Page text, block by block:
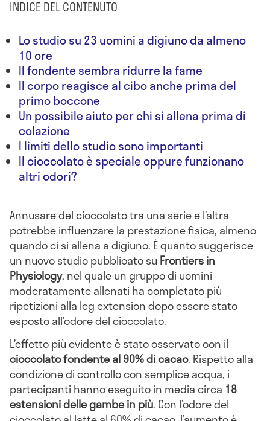
INDICE DEL CONTENUTO
Lo studio su 23 uomini a digiuno da almeno
10 ore
Il fondente sembra ridurre la fame
Il corpo reagisce al cibo anche prima del
primo boccone
Un possibile aiuto per chi si allena prima di
colazione
I limiti dello studio sono importanti
Il cioccolato è speciale oppure funzionano
altri odori?
Annusare del cioccolato tra una serie e l’altra
potrebbe influenzare la prestazione fisica, almeno
quando ci si allena a digiuno. È quanto suggerisce
un nuovo studio pubblicato su Frontiers in
Physiology, nel quale un gruppo di uomini
moderatamente allenati ha completato più
ripetizioni alla leg extension dopo essere stato
esposto all’odore del cioccolato.
L’effetto più evidente è stato osservato con il
cioccolato fondente al 90% di cacao. Rispetto alla
condizione di controllo con semplice acqua, i
partecipanti hanno eseguito in media circa 18
estensioni delle gambe in più. Con l’odore del